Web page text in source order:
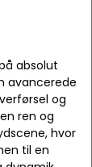
absolut
avancerede
og
ren og
hvor
til en